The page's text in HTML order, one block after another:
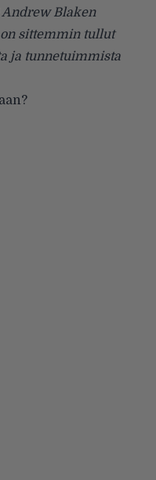
Blaken
on sittemmin tullut
ja tunnetuimmista